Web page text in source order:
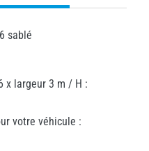
sablé
x largeur 3 m / H :
votre véhicule :